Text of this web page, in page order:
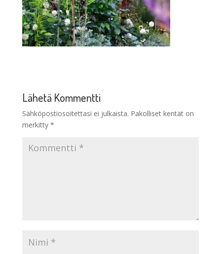
Lähetä Kommentti
Sähköpostiosoitettasi ei julkaista. Pakolliset kentät on
merkitty *